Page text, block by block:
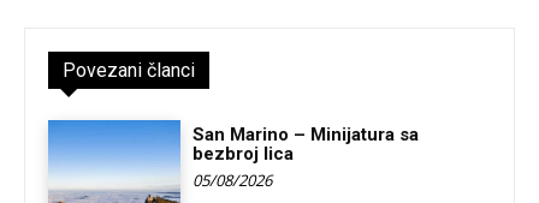
Povezani članci
San Marino – Minijatura sa
bezbroj lica
05/08/2026